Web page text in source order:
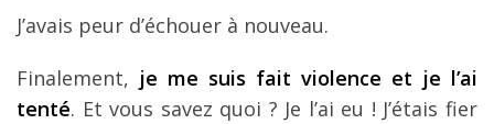
J’avais peur d’échouer à nouveau.
Finalement, je me suis fait violence et je l’ai
tenté. Et vous savez quoi ? Je l’ai eu ! J’étais fier